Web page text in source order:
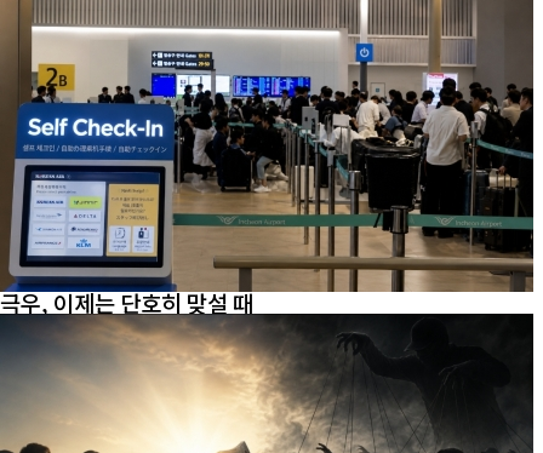
극우, 이제는 단호히 맞설 때